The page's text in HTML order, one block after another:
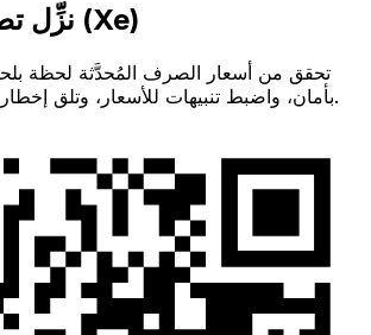
نزِّل تطبيق إكس إي (Xe)
تحقق من أسعار الصرف المُحدَّثة لحظة
بأمان، واضبط تنبيهات للأسعار، وتلق إخطارات وغير ذلك المزيد.